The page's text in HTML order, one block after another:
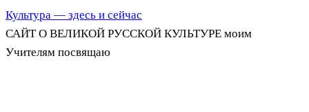
Культура — здесь и сейчас
САЙТ О ВЕЛИКОЙ РУССКОЙ КУЛЬТУРЕ моим
Учителям посвящаю